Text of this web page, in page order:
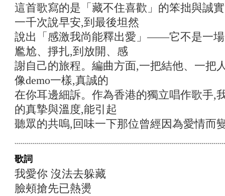
這首歌寫的是「藏不住喜歡」的笨拙與誠
一千次說早安,到最後坦然
說出「感激我尚能釋出愛」——它不是一
尷尬、掙扎,到放開、感
謝自己的旅程。編曲方面,一把結他、一把
像demo一樣,真誠的
在你耳邊細訴。作為香港的獨立唱作歌手,
的真摯與溫度,能引起
聽眾的共嗚,回味一下那位曾經因為愛情而
歌詞
我愛你 沒法去躲藏
臉頰搶先已熱燙